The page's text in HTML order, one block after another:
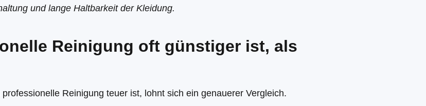
und lange Haltbarkeit der Kleidung.
Reinigung oft günstiger ist, als
Reinigung teuer ist, lohnt sich ein genauerer Vergleich.